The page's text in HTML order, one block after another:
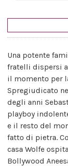
Una potente
fratelli dispersi
il momento per
Spregiudicato
degli anni
playboy
e il resto del
fatto di pietra.
casa Wolfe
Bollywood